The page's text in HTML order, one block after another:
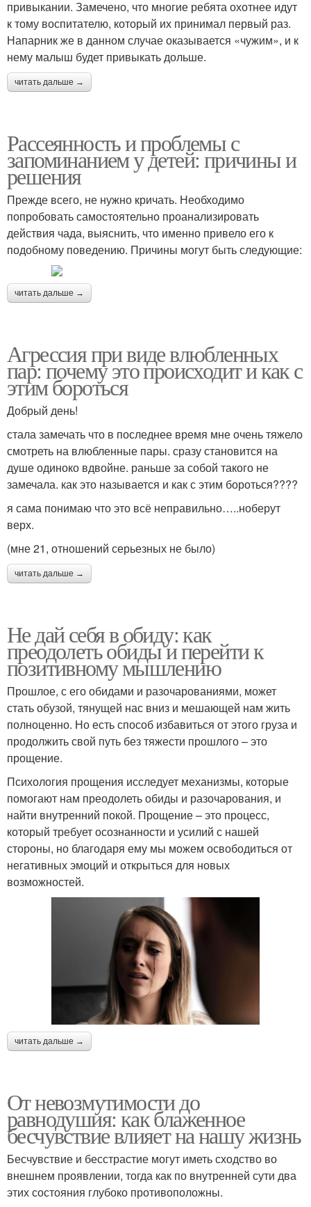
привыкании. Замечено, что многие ребята охотнее идут
к тому воспитателю, который их принимал первый раз.
Напарник же в данном случае оказывается «чужим», и к
нему малыш будет привыкать дольше.
читать дальше →
Рассеянность и проблемы с
запоминанием у детей: причины и
решения
Прежде всего, не нужно кричать. Необходимо
попробовать самостоятельно проанализировать
действия чада, выяснить, что именно привело его к
подобному поведению. Причины могут быть следующие:
читать дальше →
Агрессия при виде влюбленных
пар: почему это происходит и как с
этим бороться
Добрый день!
стала замечать что в последнее время мне очень тяжело
смотреть на влюбленные пары. сразу становится на
душе одиноко вдвойне. раньше за собой такого не
замечала. как это называется и как с этим бороться????
я сама понимаю что это всё неправильно…..ноберут
верх.
(мне 21, отношений серьезных не было)
читать дальше →
Не дай себя в обиду: как
преодолеть обиды и перейти к
позитивному мышлению
Прошлое, с его обидами и разочарованиями, может
стать обузой, тянущей нас вниз и мешающей нам жить
полноценно. Но есть способ избавиться от этого груза и
продолжить свой путь без тяжести прошлого – это
прощение.
Психология прощения исследует механизмы, которые
помогают нам преодолеть обиды и разочарования, и
найти внутренний покой. Прощение – это процесс,
который требует осознанности и усилий с нашей
стороны, но благодаря ему мы можем освободиться от
негативных эмоций и открыться для новых
возможностей.
читать дальше →
От невозмутимости до
равнодушия: как блаженное
бесчувствие влияет на нашу жизнь
Бесчувствие и бесстрастие могут иметь сходство во
внешнем проявлении, тогда как по внутренней сути два
этих состояния глубоко противоположны.